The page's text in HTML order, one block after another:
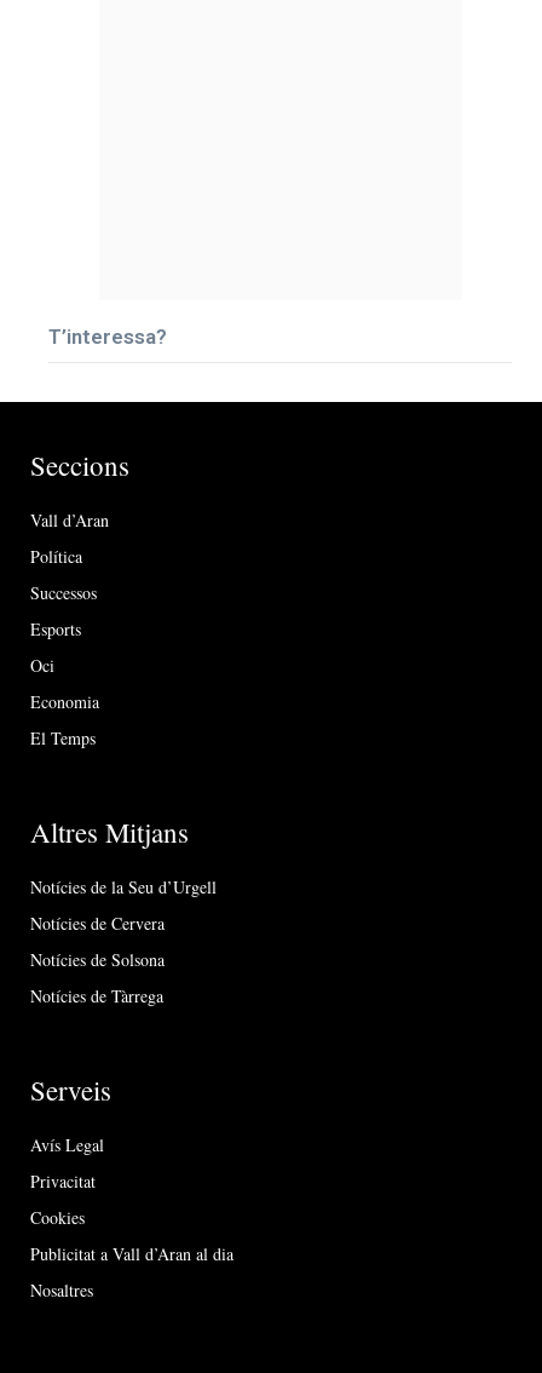
T’interessa?
Seccions
Vall d’Aran
Política
Successos
Esports
Oci
Economia
El Temps
Altres Mitjans
Notícies de la Seu d’Urgell
Notícies de Cervera
Notícies de Solsona
Notícies de Tàrrega
Serveis
Avís Legal
Privacitat
Cookies
Publicitat a Vall d’Aran al dia
Nosaltres